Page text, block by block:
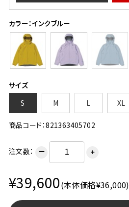
カラー：インクブルー
サイズ
S
M L XL
商品コード：821363405702
注文数： ー ＋
¥39,600(本体価格¥36,000)